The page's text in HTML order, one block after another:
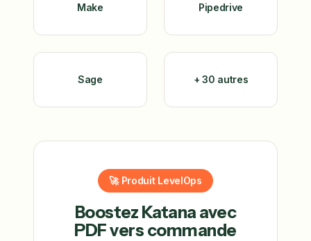
Make Pipedrive
Sage + 30 autres
🚀 Produit LevelOps
Boostez Katana avec
PDF vers commande